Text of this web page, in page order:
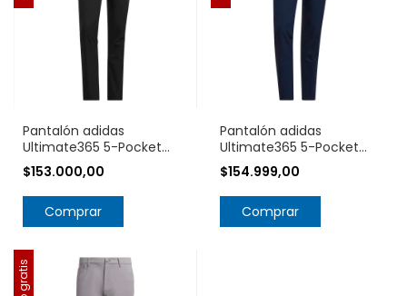
Pantalón adidas
Ultimate365 5-Pocket
IW0199
$153.000,00
Comprar
Pantalón adidas
Ultimate365 5-Pocket
IW0200
$154.999,00
Comprar